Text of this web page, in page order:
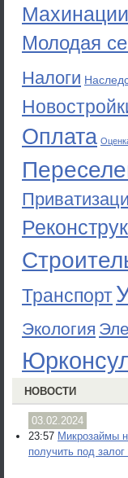
Махинации
Молодая
Налоги
Оплата
Транспорт
Экология
НОВОСТИ
03.02.2024
23:57 Микрозаймы
получить под